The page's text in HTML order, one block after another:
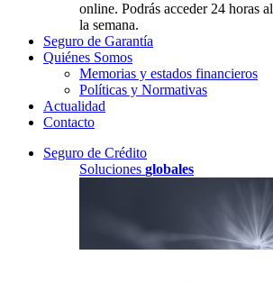
online. Podrás acceder 24 horas
la semana.
Seguro de Garantía
Quiénes Somos
Memorias y estados financieros
Políticas y Normativas
Actualidad
Contacto
Seguro de Crédito
Soluciones globales